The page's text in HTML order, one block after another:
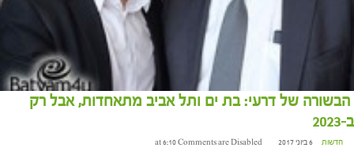
הבשורה של דרעי: בת ים ותל אביב מתאחדות, אבל רק
ב-2023
חדשות 6 ביוני 2017 at 6:10 Comments are Disabled